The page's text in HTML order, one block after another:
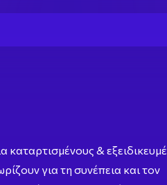
καταρτισμένους &
για τη συνέπεια και τον